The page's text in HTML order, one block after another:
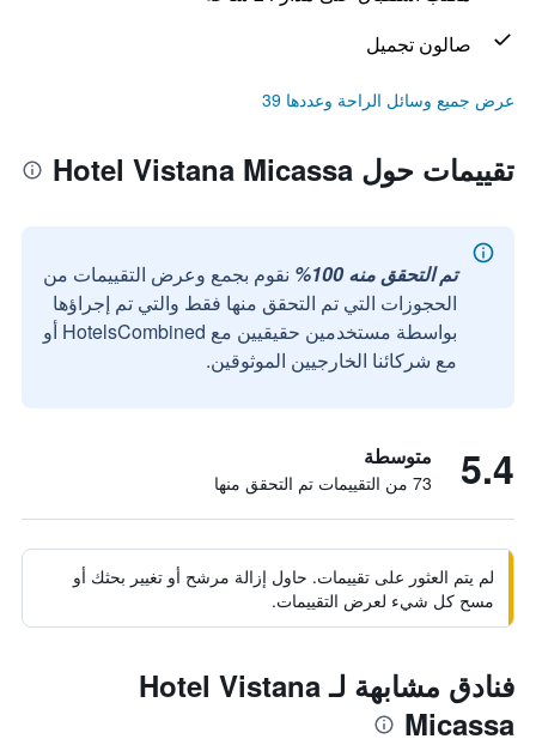
صالون تجميل
عرض جميع وسائل الراحة وعددها 39
تقييمات حول Hotel Vistana Micassa
تم التحقق منه 100%
نقوم بجمع وعرض التقييمات من
الحجوزات التي تم التحقق منها فقط والتي تم إجراؤها
بواسطة مستخدمين حقيقيين مع HotelsCombined أو
مع شركائنا الخارجيين الموثوقين.
5.4 متوسطة
73 من التقييمات تم التحقق منها
لم يتم العثور على تقييمات. حاول إزالة مرشح أو تغيير بحثك أو
مسح كل شيء لعرض التقييمات.
فنادق مشابهة لـ Hotel Vistana
Micassa